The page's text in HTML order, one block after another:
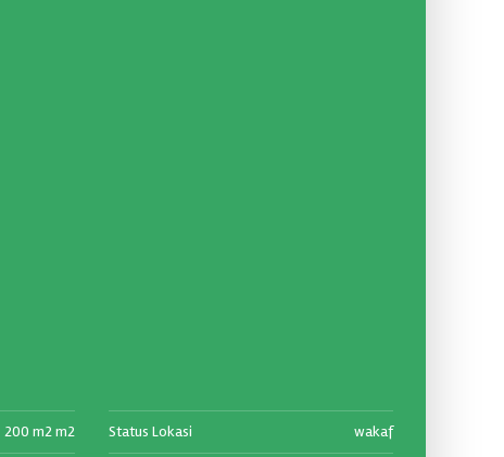
200 m2 m2 Status Lokasi wakaf